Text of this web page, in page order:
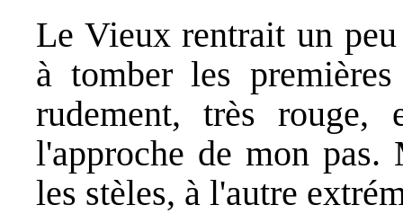
Le Vieux rentrait un
à tomber les
rudement, très
l'approche de mon
les stèles, à l'autre